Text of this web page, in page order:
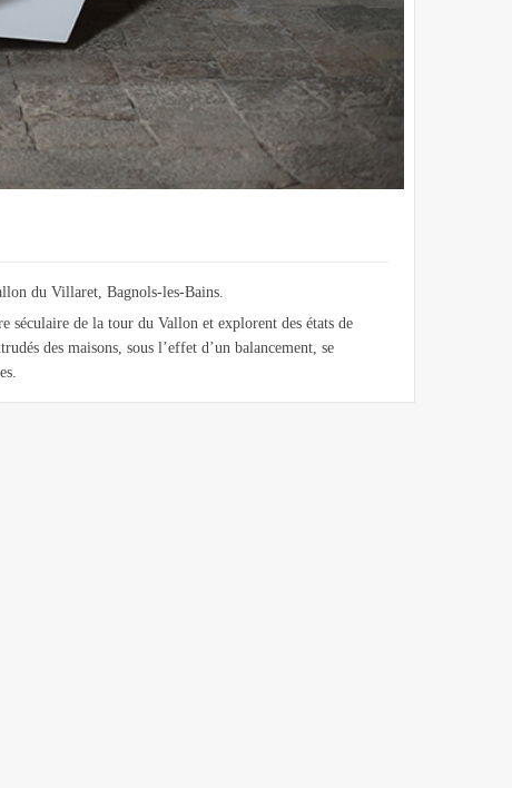
du Villaret, Bagnols-les-Bains.
séculaire de la tour du Vallon et explorent des états de
des maisons, sous l’effet d’un balancement, se